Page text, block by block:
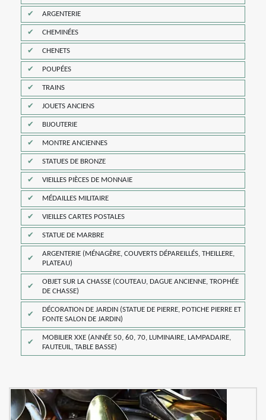
ARGENTERIE
CHEMINÉES
CHENETS
POUPÉES
TRAINS
JOUETS ANCIENS
BIJOUTERIE
MONTRE ANCIENNES
STATUES DE BRONZE
VIEILLES PIÈCES DE MONNAIE
MÉDAILLES MILITAIRE
VIEILLES CARTES POSTALES
STATUE DE MARBRE
ARGENTERIE (MÉNAGÈRE, COUVERTS DÉPAREILLÉS, THEILLERE,
PLATEAU)
OBJET SUR LA CHASSE (COUTEAU, DAGUE ANCIENNE, TROPHÉE
DE CHASSE)
DÉCORATION DE JARDIN (STATUE DE PIERRE, POTICHE PIERRE ET
FONTE SALON DE JARDIN)
MOBILIER XXE (ANNÉE 50, 60, 70, LUMINAIRE, LAMPADAIRE,
FAUTEUIL, TABLE BASSE)